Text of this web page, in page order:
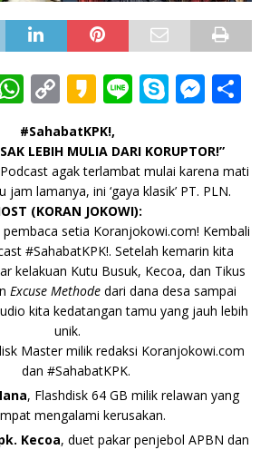
W
h
at
s
A
p
p
C
o
p
y
Li
n
k
K
a
k
a
o
Li
e
S
y
p
e
M
ss
e
n
g
e
r
e
#SahabatKPK!,
LEBIH MULIA DARI KORUPTOR!”
agak terlambat mulai karena mati
lamanya, ini ‘gaya klasik’ PT. PLN.
(KORAN JOKOWI):
setia Koranjokowi.com! Kembali
#SahabatKPK!. Setelah kemarin kita
kelakuan Kutu Busuk, Kecoa, dan Tikus
Excuse Methode dari dana desa sampai
kita kedatangan tamu yang jauh lebih
unik.
Master milik redaksi Koranjokowi.com
dan #SahabatKPK.
, Flashdisk 64 GB milik relawan yang
mengalami kerusakan.
Kecoa, duet pakar penjebol APBN dan